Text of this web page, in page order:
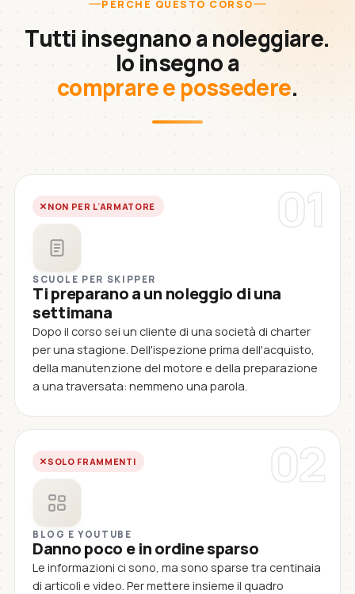
PERCHÉ QUESTO CORSO
Tutti insegnano a noleggiare.
Io insegno a
comprare e possedere.
01
NON PER L'ARMATORE
SCUOLE PER SKIPPER
Ti preparano a un noleggio di una
settimana
Dopo il corso sei un cliente di una società di charter
per una stagione. Dell'ispezione prima dell'acquisto,
della manutenzione del motore e della preparazione
a una traversata: nemmeno una parola.
02
SOLO FRAMMENTI
BLOG E YOUTUBE
Danno poco e in ordine sparso
Le informazioni ci sono, ma sono sparse tra centinaia
di articoli e video. Per mettere insieme il quadro